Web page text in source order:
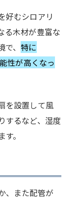
好むシロアリ
る木材が豊富な
、 特に
性が高くなっ
を設置して風
するなど、湿度
。
、また配管が